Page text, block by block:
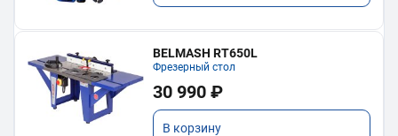
BELMASH RT650L
Фрезерный стол
30 990 ₽
В корзину